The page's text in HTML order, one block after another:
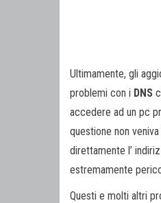
Ultimamente, gli
problemi con i DNS
accedere ad un pc
questione non
direttamente l’
estremamente
Questi e molti altri